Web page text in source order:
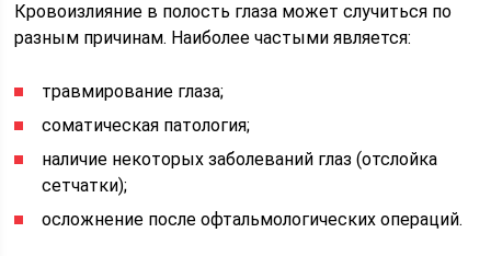
Кровоизлияние в полость глаза может случиться по
разным причинам. Наиболее частыми является:
травмирование глаза;
соматическая патология;
наличие некоторых заболеваний глаз (отслойка
сетчатки);
осложнение после офтальмологических операций.